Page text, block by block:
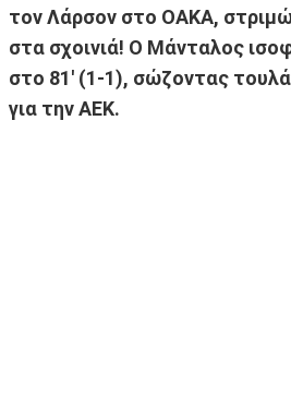
τον Λάρσον στο ΟΑΚΑ,
στα σχοινιά! Ο Μάνταλος
στο 81' (1-1), σώζοντας
για την ΑΕΚ.